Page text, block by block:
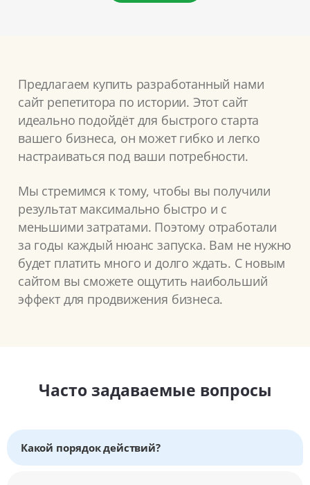
Предлагаем купить разработанный нами
сайт репетитора по истории. Этот сайт
идеально подойдёт для быстрого старта
вашего бизнеса, он может гибко и легко
настраиваться под ваши потребности.
Мы стремимся к тому, чтобы вы получили
результат максимально быстро и с
меньшими затратами. Поэтому отработали
за годы каждый нюанс запуска. Вам не нужно
будет платить много и долго ждать. С новым
сайтом вы сможете ощутить наибольший
эффект для продвижения бизнеса.
Часто задаваемые вопросы
Какой порядок действий?